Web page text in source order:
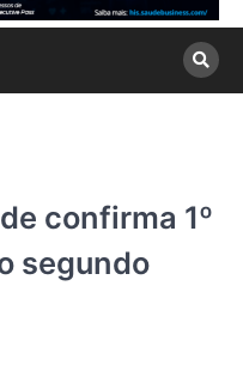
confirma 1º
segundo